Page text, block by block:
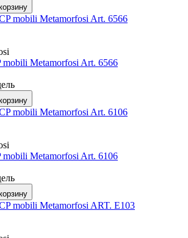
Metamorfosi Art. 6566
Metamorfosi Art. 6106